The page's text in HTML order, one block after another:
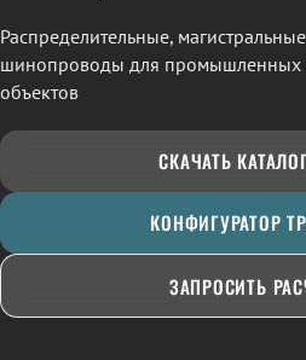
Распределительные,
шинопроводы для промышленных
объектов
СКАЧАТЬ
КОНФИГУРАТОР
ЗАПРОСИТЬ